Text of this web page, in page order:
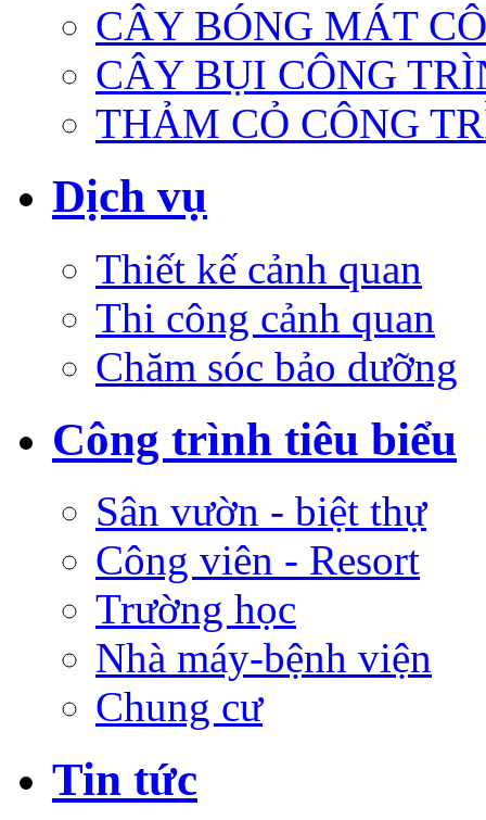
CÂY BÓNG MÁT
CÂY BỤI CÔNG
THẢM CỎ CÔNG
Dịch vụ
Thiết kế cảnh quan
Thi công cảnh quan
Chăm sóc bảo dưỡng
Công trình tiêu biểu
Sân vườn - biệt thự
Công viên - Resort
Trường học
Nhà máy-bệnh viện
Chung cư
Tin tức